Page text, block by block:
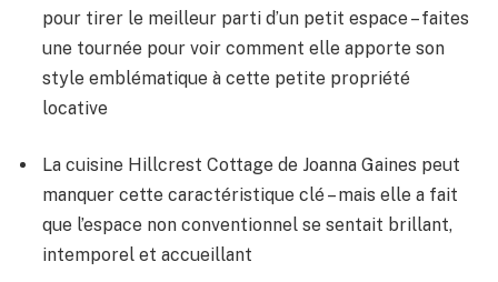
pour tirer le meilleur parti d’un petit espace – faites
une tournée pour voir comment elle apporte son
style emblématique à cette petite propriété
locative
La cuisine Hillcrest Cottage de Joanna Gaines peut
manquer cette caractéristique clé – mais elle a fait
que l’espace non conventionnel se sentait brillant,
intemporel et accueillant